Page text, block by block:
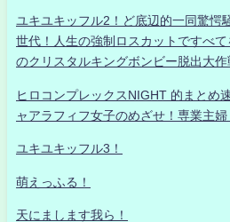
ユキユキッフル2！ど底辺的一同驚愕
世代！人生の強制ロスカットですべ
のクリスタルキングボンビー脱出大作
ヒロコンプレックスNIGHT 的まとめ
ャアラフィフ女子のめざせ！専業主
ユキユキッフル3！
萌えっふる！
天にまします我ら！